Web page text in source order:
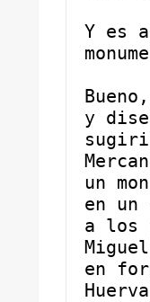
Y es
y
un
en un
a los
en